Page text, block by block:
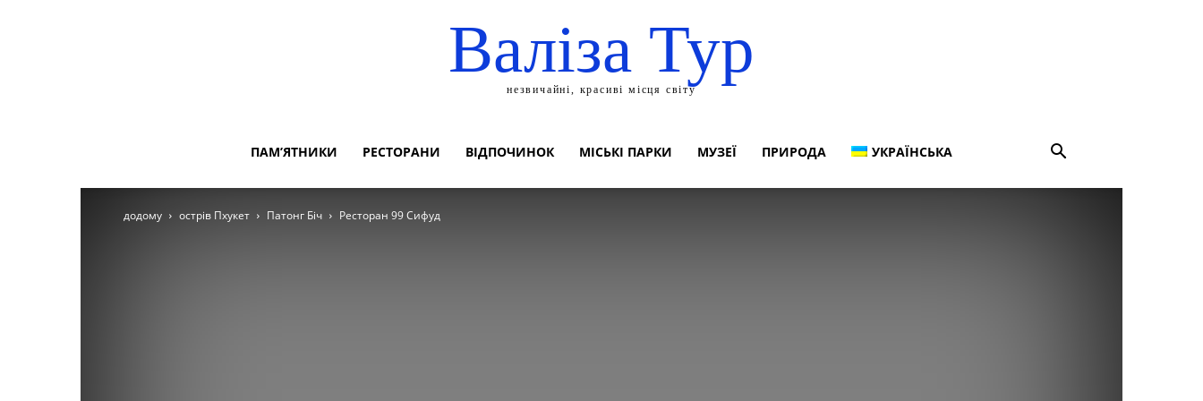
Валіза Тур
незвичайні, красиві місця світу
ПАМ’ЯТНИКИ РЕСТОРАНИ ВІДПОЧИНОК МІСЬКІ ПАРКИ МУЗЕЇ ПРИРОДА УКРАЇНСЬКА
додому острів Пхукет Патонг Біч Ресторан 99 Сифуд